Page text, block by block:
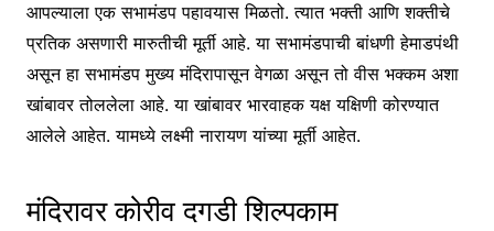
आपल्याला एक सभामंडप पहावयास मिळतो. त्यात भक्ती आणि शक्तीचे
प्रतिक असणारी मारुतीची मूर्ती आहे. या सभामंडपाची बांधणी हेमाडपंथी
असून हा सभामंडप मुख्य मंदिरापासून वेगळा असून तो वीस भक्कम अशा
खांबावर तोललेला आहे. या खांबावर भारवाहक यक्ष यक्षिणी कोरण्यात
आलेले आहेत. यामध्ये लक्ष्मी नारायण यांच्या मूर्ती आहेत.
मंदिरावर कोरीव दगडी शिल्पकाम